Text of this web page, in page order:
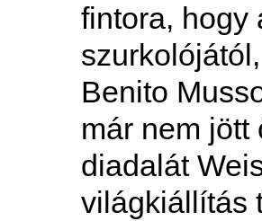
fintora, hogy
Benito
már nem
diadalát
világkiállítás